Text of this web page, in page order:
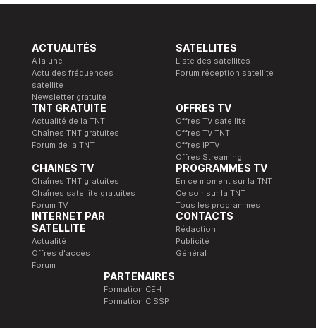
ACTUALITÉS
A la une
Actu des fréquences
satellite
Newsletter gratuite
SATELLITES
Liste des satellites
Forum réception satellite
TNT GRATUITE
Actualité de la TNT
Chaînes TNT gratuites
Forum de la TNT
OFFRES TV
Offres TV satellite
Offres TV TNT
Offres IPTV
Offres Streaming
CHAINES TV
Chaînes TNT gratuites
Chaînes satellite gratuites
Forum TV
PROGRAMMES TV
En ce moment sur la TNT
Ce soir sur la TNT
Tous les programmes
INTERNET PAR
SATELLITE
Actualité
Offres d'accès
Forum
CONTACTS
Rédaction
Publicité
Général
PARTENAIRES
Formation CEH
Formation CISSP